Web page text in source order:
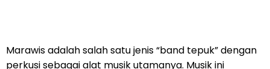
Marawis adalah salah satu jenis “band tepuk” dengan
perkusi sebagai alat musik utamanya. Musik ini